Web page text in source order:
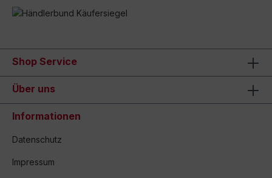
Shop Service
Über uns
Informationen
Datenschutz
Impressum